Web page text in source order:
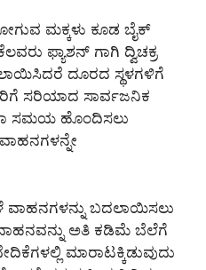
ಮಕ್ಕಳು ಕೂಡ ಬೈಕ್
ಫ್ಯಾಶನ್ ಗಾಗಿ ದ್ವಿಚಕ್ರ
ದೂರದ ಸ್ಥಳಗಳಿಗೆ
ಸರಿಯಾದ ಸಾರ್ವಜನಿಕ
ಸಮಯ ಹೊಂದಿಸಲು
ವಾಹನಗಳನ್ನು ಬದಲಾಯಿಸಲು
ಅತಿ ಕಡಿಮೆ ಬೆಲೆಗೆ
ಮಾರಾಟಕ್ಕಿಡುವುದು